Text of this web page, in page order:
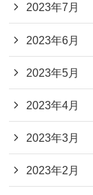
2023年7月
2023年6月
2023年5月
2023年4月
2023年3月
2023年2月